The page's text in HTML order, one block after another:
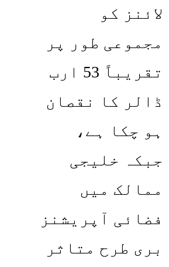
لائنز کو
مجموعی طور پر
تقریباً 53 ارب
ڈالر کا نقصان
ہو چکا ہے،
جبکہ خلیجی
ممالک میں
فضائی آپریشنز
بری طرح متاثر